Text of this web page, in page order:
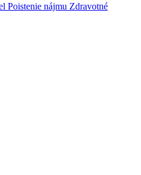
Poistenie nájmu Zdravotné